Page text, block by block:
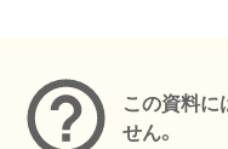
この資料に
せん。